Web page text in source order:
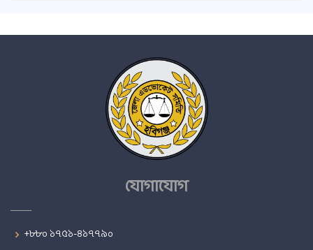
যোগাযোগ
+৮৮০ ১৭৫১-৪১৭৭৯০